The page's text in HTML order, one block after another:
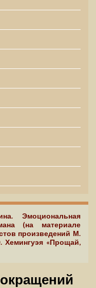
Эмоциональная
(на материале
произведений М.
Хемингуэя «Прощай,